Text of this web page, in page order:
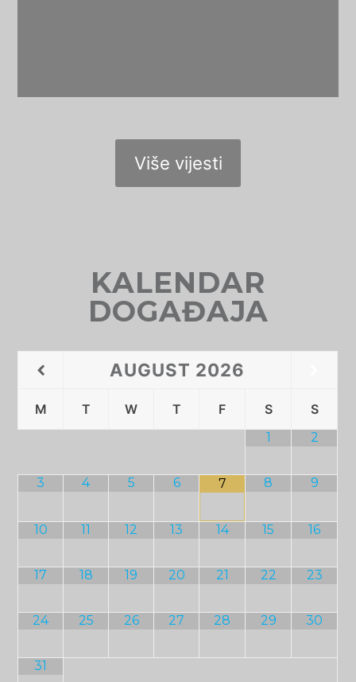
Više vijesti
KALENDAR
DOGAĐAJA
AUGUST 2026
M T W T F S S
1 2
3 4 5 6 7 8 9
10 11 12 13 14 15 16
17 18 19 20 21 22 23
24 25 26 27 28 29 30
31